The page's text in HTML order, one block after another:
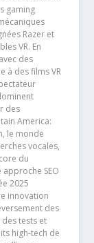
gaming
Razer et
VR. En
des
à des films VR
des
America:
le monde
vocales,
du
SEO
2025
innovation
des
tests et
high-tech de